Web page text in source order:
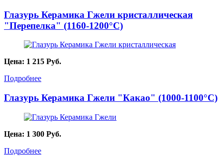
Глазурь Керамика Гжели кристаллическая
"Перепелка" (1160-1200°С)
Цена: 1 215 Руб.
Подробнее
Глазурь Керамика Гжели "Какао" (1000-1100°С)
Цена: 1 300 Руб.
Подробнее